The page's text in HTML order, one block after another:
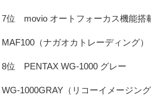
7位 movio オートフォーカス機能搭
MAF100（ナガオカトレーディング）
8位 PENTAX WG-1000 グレー
WG-1000GRAY（リコーイメージング